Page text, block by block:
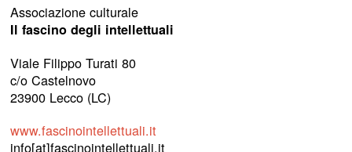
Associazione culturale
Il fascino degli intellettuali
Viale Filippo Turati 80
c/o Castelnovo
23900 Lecco (LC)
www.fascinointellettuali.it
info[at]fascinointellettuali.it